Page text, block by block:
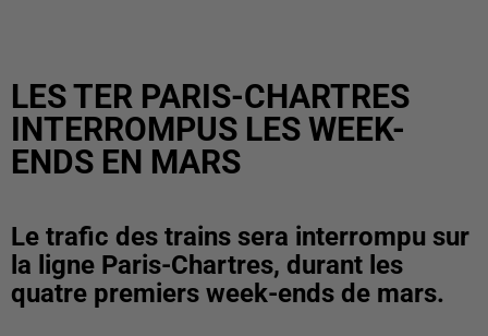
LES TER PARIS-CHARTRES
INTERROMPUS LES WEEK-
ENDS EN MARS
Le trafic des trains sera interrompu sur
la ligne Paris-Chartres, durant les
quatre premiers week-ends de mars.